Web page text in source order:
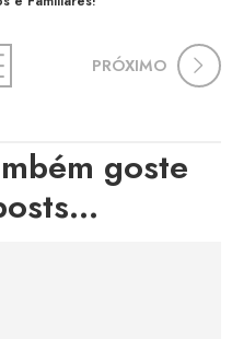
PRÓXIMO
goste